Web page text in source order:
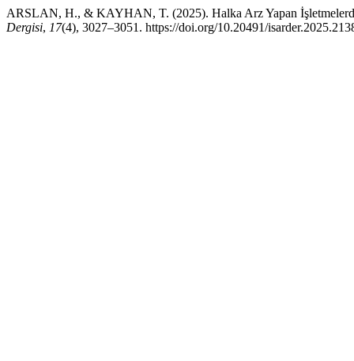
ARSLAN, H., & KAYHAN, T. (2025). Halka Arz Yapan
Dergisi, 17(4), 3027–3051. https://doi.org/10.20491/